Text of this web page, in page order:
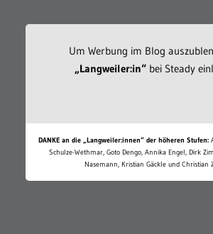
Um Werbung im Blog
„Langweiler:in“bei Steady
DANKE an die „Langweiler:innen“ der höheren Stufen:
Schulze-Wethmar, Goto Dengo, Annika Engel, Dirk
Nasemann, Kristian Gäckle und Christian